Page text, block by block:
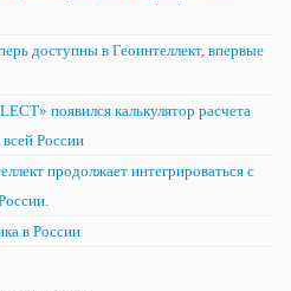
доступны в Геоинтеллект, впервые
появился калькулятор расчета
России
продолжает интегрироваться с
в России